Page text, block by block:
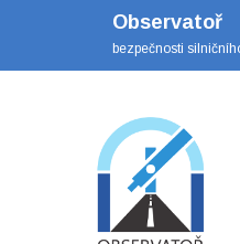
Observatoř
bezpečnosti